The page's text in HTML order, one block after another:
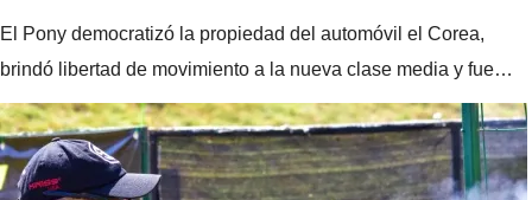
El Pony democratizó la propiedad del automóvil el Corea,
brindó libertad de movimiento a la nueva clase media y fue…